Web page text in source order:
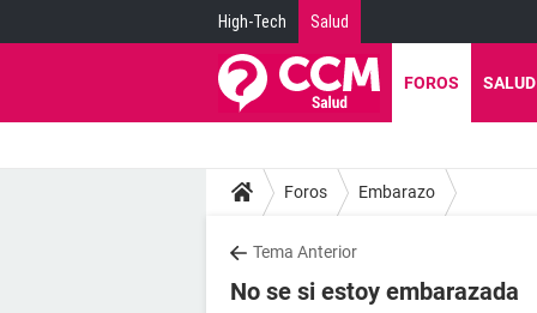
High-Tech Salud
FOROS SALUD
Foros Embarazo
Tema Anterior
No se si estoy embarazada